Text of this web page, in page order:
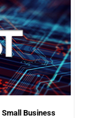
Business